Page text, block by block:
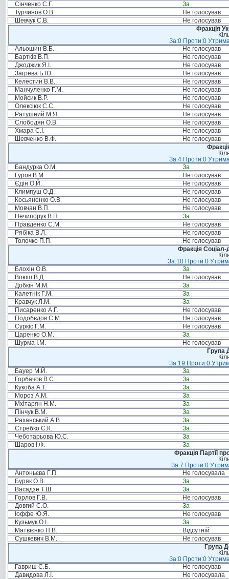
Сінченко С.Г.
За
Турчинов О.В.
Не голосував
Шевчук С.В.
Не голосував
Фракція
За:0 Проти:0
Альошин В.Б.
Не голосував
Бартків В.П.
Не голосував
Джоджик Я.І.
Не голосував
Загрева Б.Ю.
Не голосував
Келестин В.В.
Не голосував
Манчуленко Г.М.
Не голосував
Мойсик В.Р.
Не голосував
Олексіюк С.С.
Не голосував
Ратушний М.Я.
Не голосував
Слободян О.В.
Не голосував
Хмара С.І.
Не голосував
Шевченко В.Ф.
Не голосував
За:4 Проти:0
Бандурка О.М.
За
Гуров В.М.
Не голосував
Єдін О.Й.
Не голосував
Климпуш О.Д.
Не голосував
Косьяненко О.В.
Не голосував
Мовчан В.П.
Не голосував
Нечипорук В.П.
За
Правденко С.М.
Не голосував
Рябіка В.Л.
Не голосував
Толочко П.П.
Не голосував
Фракція Соціал-
За:10 Проти:0
Блохін О.В.
За
Воюш В.Д.
Не голосував
Добкін М.М.
За
Калетнік Г.М.
За
Кравчук Л.М.
За
Писаренко А.Г.
Не голосував
Подобєдов С.М.
Не голосував
Суркіс Г.М.
Не голосував
Царенко О.М.
За
Шурма І.М.
Не голосував
Група
За:19 Проти:0
Бауер М.Й.
За
Горбачов В.С.
За
Кукоба А.Т.
За
Мороз А.М.
За
Мхітарян Н.М.
За
Пінчук В.М.
За
Раханський А.В.
За
Стребко С.К.
За
Чеботарьова Ю.С.
За
Шаров І.Ф.
За
Фракція Партії
За:7 Проти:0
Антоньєва Г.П.
Не голосувала
Буряк О.В.
За
Васадзе Т.Ш.
За
Горлов Г.В.
Не голосував
Довгий С.О.
За
Іоффе Ю.Я.
Не голосував
Кузьмук О.І.
За
Матвієнко П.В.
Відсутній
Сушкевич В.М.
Не голосував
Група
За:0 Проти:0
Гавриш С.Б.
Не голосував
Давидова Л.І.
Не голосувала